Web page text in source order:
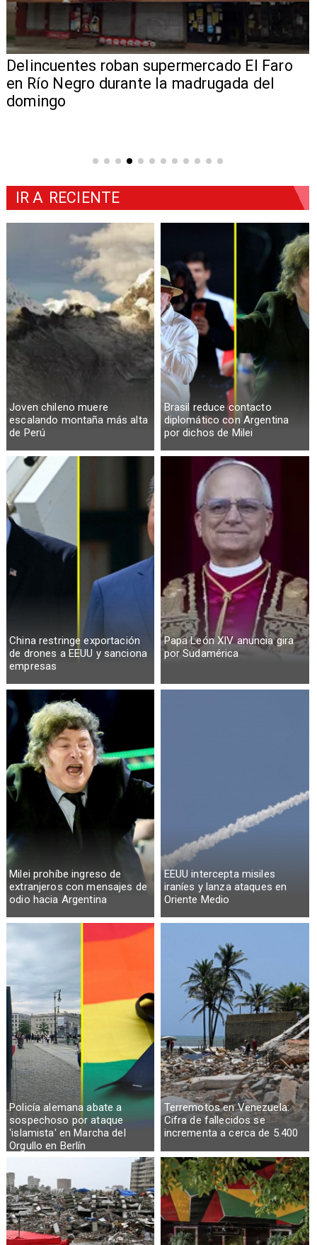
Delincuentes roban supermercado El Faro
en Río Negro durante la madrugada del
domingo
Joven chileno muere
escalando montaña más alta
de Perú
Brasil reduce contacto
diplomático con Argentina
por dichos de Milei
China restringe exportación
de drones a EEUU y sanciona
empresas
Papa León XIV anuncia gira
por Sudamérica
Milei prohíbe ingreso de
extranjeros con mensajes de
odio hacia Argentina
EEUU intercepta misiles
iraníes y lanza ataques en
Oriente Medio
Policía alemana abate a
sospechoso por ataque
'islamista' en Marcha del
Orgullo en Berlín
Terremotos en Venezuela:
Cifra de fallecidos se
incrementa a cerca de 5.400
IR A RECIENTE